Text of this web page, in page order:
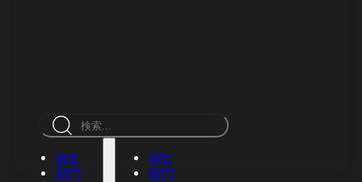
索
WE
部門
WE
部門